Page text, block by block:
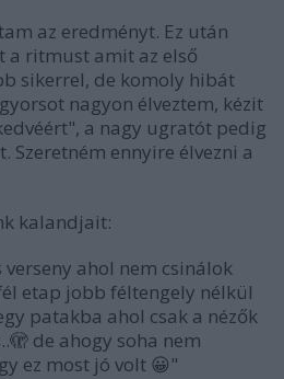
az eredményt. Ez után
a ritmust amit az első
sikerrel, de komoly hibát
nagyon élveztem, kézit
a nagy ugratót pedig
Szeretném ennyire élvezni a
kalandjait:
verseny ahol nem csinálok
etap jobb féltengely nélkül
patakba ahol csak a nézők
🫣 de ahogy soha nem
ez most jó volt 😀"